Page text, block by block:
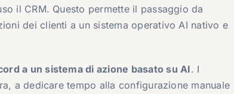
il CRM. Questo permette il passaggio da
dei clienti a un sistema operativo AI nativo e
a un sistema di azione basato su AI. I
a dedicare tempo alla configurazione manuale